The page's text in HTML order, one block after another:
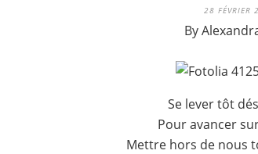
28 FÉVRIER
By
Se lever tôt
Pour avancer
Mettre hors de nous